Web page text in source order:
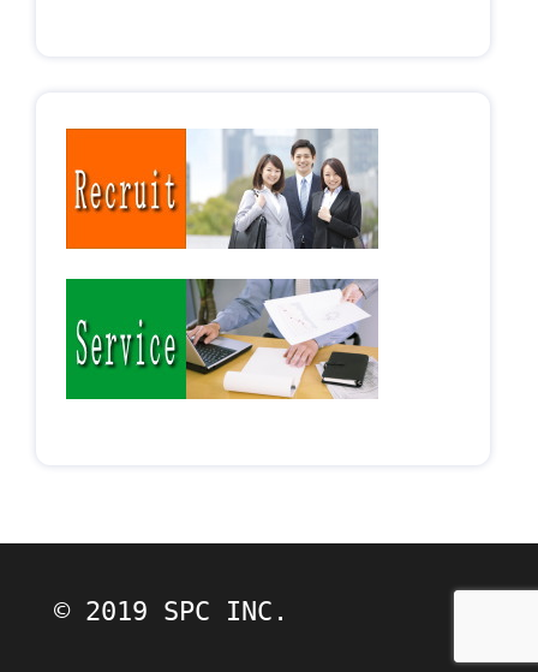
© 2019 SPC INC.